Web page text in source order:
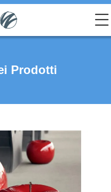
Prodotti